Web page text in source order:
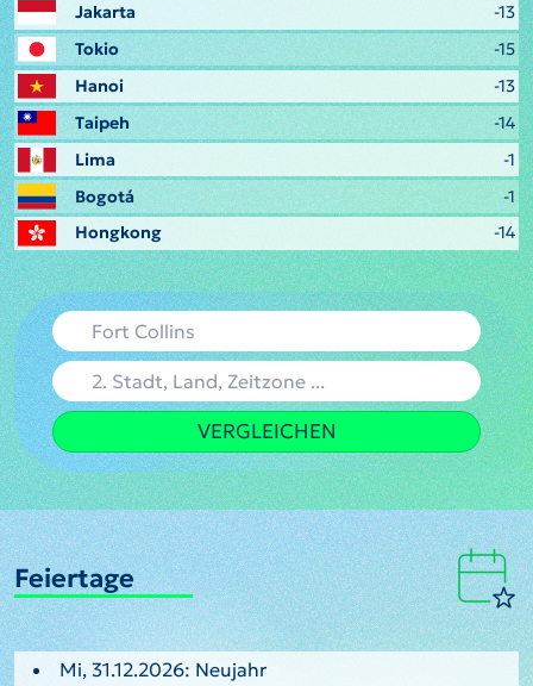
Jakarta
-13
Tokio
-15
Hanoi
-13
Taipeh
-14
Lima
-1
Bogotá
-1
Hongkong
-14
VERGLEICHEN
Feiertage
Mi, 31.12.2026: Neujahr